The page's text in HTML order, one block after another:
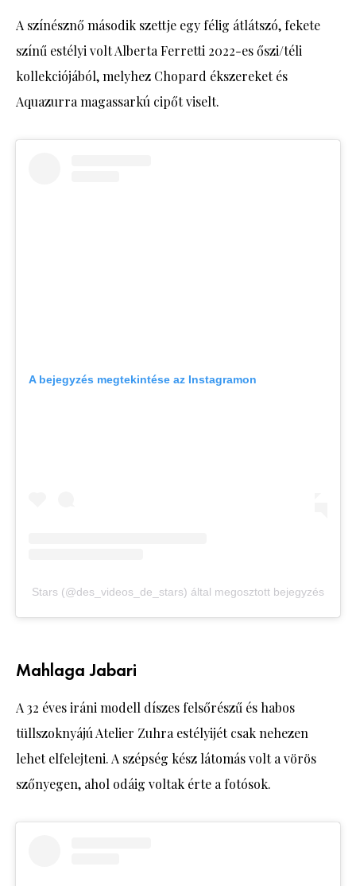
A színésznő második szettje egy félig átlátszó, fekete
színű estélyi volt Alberta Ferretti 2022-es őszi/téli
kollekciójából, melyhez Chopard ékszereket és
Aquazurra magassarkú cipőt viselt.
A bejegyzés megtekintése az Instagramon
Stars (@des_videos_de_stars) által megosztott bejegyzés
Mahlaga Jabari
A 32 éves iráni modell díszes felsőrészű és habos
tüllszoknyájú Atelier Zuhra estélyijét csak nehezen
lehet elfelejteni. A szépség kész látomás volt a vörös
szőnyegen, ahol odáig voltak érte a fotósok.